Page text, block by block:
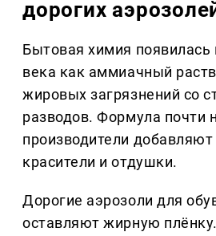
дорогих
Бытовая химия появилась
века как аммиачный
жировых загрязнений со
разводов. Формула почти
производители добавляют
красители и отдушки.
Дорогие аэрозоли для
оставляют жирную